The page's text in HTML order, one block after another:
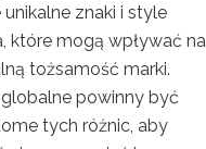
unikalne znaki i style
które mogą wpływać na
tożsamość marki.
globalne powinny być
tych różnic, aby